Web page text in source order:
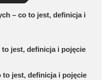
– co to jest, definicja i
jest, definicja i pojęcie
to jest, definicja i pojęcie